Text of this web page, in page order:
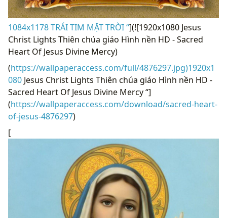
1084x1178 TRÁI TIM MẶT TRỜI “](![1920x1080 Jesus
Christ Lights Thiên chúa giáo Hình nền HD - Sacred
Heart Of Jesus Divine Mercy)
(https://wallpaperaccess.com/full/4876297.jpg)1920x1
080 Jesus Christ Lights Thiên chúa giáo Hình nền HD -
Sacred Heart Of Jesus Divine Mercy “]
(https://wallpaperaccess.com/download/sacred-heart-
of-jesus-4876297)
[